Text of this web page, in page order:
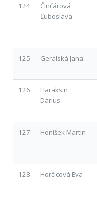
124
Činčárová
Ľuboslava
125 Geralská Jana
126
Haraksin
Dárius
127 Honíšek Martin
128 Horčicová Eva